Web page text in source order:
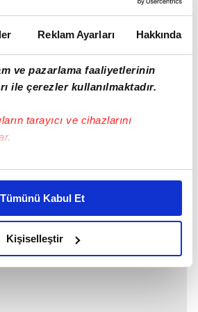
Reklam Ayarları Hakkında
ve pazarlama faaliyetlerinin
ile çerezler kullanılmaktadır.
tarayıcı ve cihazlarını
halinde sizlere özel
yaşatabiliriz. Bunu yaparken
iyi bir reklam deneyimi sunmak
iyi içerikleri sunabilmek adına
gösterdiğimizi ve bu noktada,
karşılamak noktasında tek gelir
Tümünü Kabul Et
Kişiselleştir
Gönlü öyle bir
arkada bırakması... Sözünü
güzeli bir kızdır Esma…